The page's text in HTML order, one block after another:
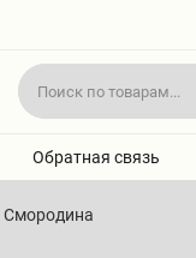
Обратная связь
Смородина